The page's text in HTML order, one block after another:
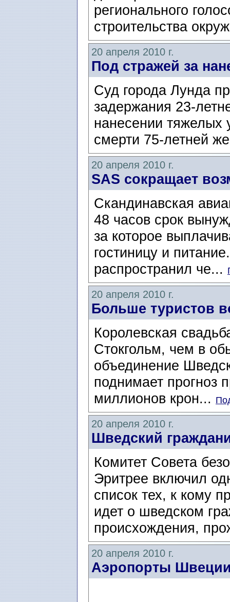
регионального
строительства
20 апреля 2010 г.
Под стражей за
Суд города Лунда
задержания 23-
нанесении тяжелых
смерти 75-летней
20 апреля 2010 г.
SAS сокращает
Скандинавская
48 часов срок
за которое
гостиницу и
распространил че...
20 апреля 2010 г.
Больше туристов
Королевская
Стокгольм, чем в
объединение
поднимает прогноз
миллионов крон...
20 апреля 2010 г.
Шведский
Комитет Совета
Эритрее включил
список тех, к кому
идет о шведском
происхождения,
20 апреля 2010 г.
Аэропорты